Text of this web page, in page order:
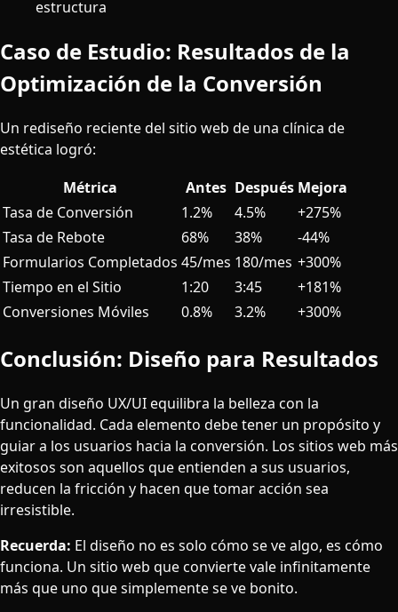
estructura
Caso de Estudio: Resultados de la
Optimización de la Conversión
Un rediseño reciente del sitio web de una clínica de
estética logró:
Métrica
Antes Después Mejora
Tasa de Conversión
1.2% 4.5%
+275%
Tasa de Rebote
68% 38%
-44%
Formularios Completados 45/mes 180/mes +300%
Tiempo en el Sitio
1:20 3:45
+181%
Conversiones Móviles
0.8% 3.2% +300%
Conclusión: Diseño para Resultados
Un gran diseño UX/UI equilibra la belleza con la
funcionalidad. Cada elemento debe tener un propósito y
guiar a los usuarios hacia la conversión. Los sitios web más
exitosos son aquellos que entienden a sus usuarios,
reducen la fricción y hacen que tomar acción sea
irresistible.
Recuerda: El diseño no es solo cómo se ve algo, es cómo
funciona. Un sitio web que convierte vale infinitamente
más que uno que simplemente se ve bonito.